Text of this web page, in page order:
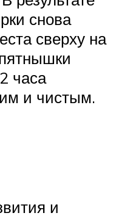
снова
сверху на
часа
и чистым.
и